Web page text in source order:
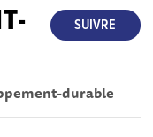
SUIVRE
durable